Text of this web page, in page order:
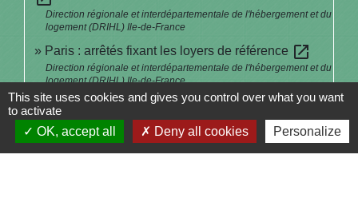
Direction régionale et interdépartementale de l'hébergement et du
logement (DRIHL) Ile-de-France
Paris : arrêtés fixant les loyers de référence open_in_new
Direction régionale et interdépartementale de l'hébergement et du
logement (DRIHL) Ile-de-France
Interdiction de location et gel des loyers des
passoires énergétiquesopen_in_new
Ministère chargé de l'environnement
This site uses cookies and gives you control over what you want
to activate
OK, accept all
Deny all cookies Personalize